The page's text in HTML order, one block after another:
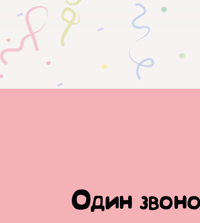
Один